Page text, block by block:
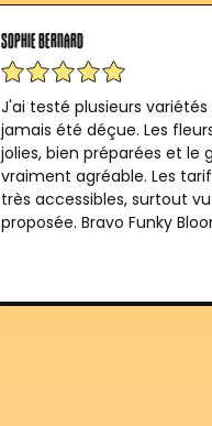
SOPHIE BERNARD
J'ai testé plusieurs
jamais été déçue. Les
jolies, bien préparées et le
vraiment agréable. Les
très accessibles, surtout
proposée. Bravo Funky